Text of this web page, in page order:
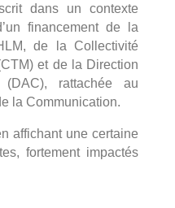
dans un contexte
financement de la
de la Collectivité
et de la Direction
rattachée au
la Communication.
affichant une certaine
fortement impactés